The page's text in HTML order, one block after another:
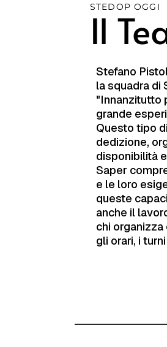
STEDOP OGGI
Il
Stefano
la squadra di
"Innanzitutto
grande
Questo tipo
dedizione,
disponibilità
Saper
e le loro
queste
anche il
chi
gli orari, i